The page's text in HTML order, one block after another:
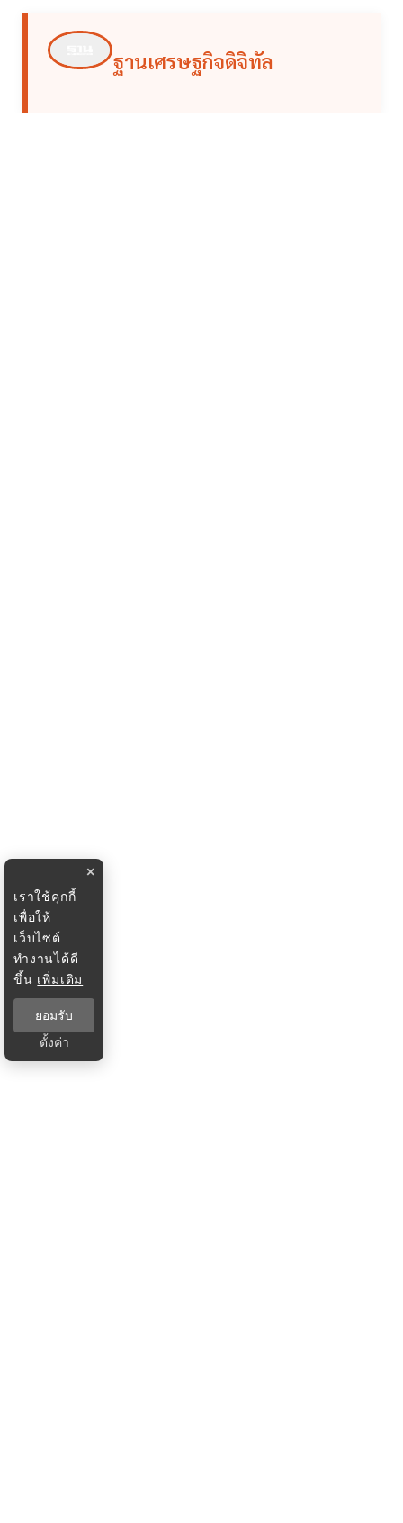
ฐานเศรษฐกิจดิจิทัล
×
เราใช้คุกกี้
เพื่อให้
เว็บไซต์
ทำงานได้ดี
ขึ้น เพิ่มเติม
ยอมรับ
ตั้งค่า